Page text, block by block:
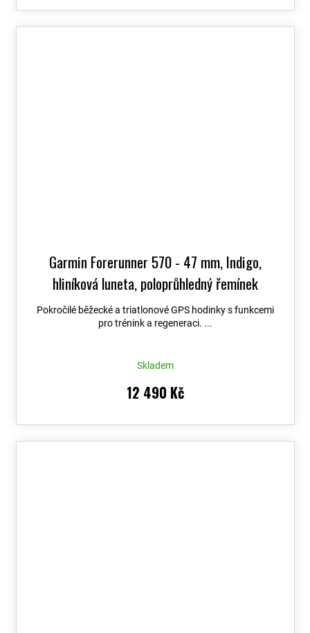
Garmin Forerunner 570 - 47 mm, Indigo,
hliníková luneta, poloprůhledný řemínek
Imperial Purple / Indigo 010-02971-02+
možnost výměny do 90 dní
Pokročilé běžecké a triatlonové GPS hodinky s funkcemi
pro trénink a regeneraci. ...
Skladem
12 490 Kč